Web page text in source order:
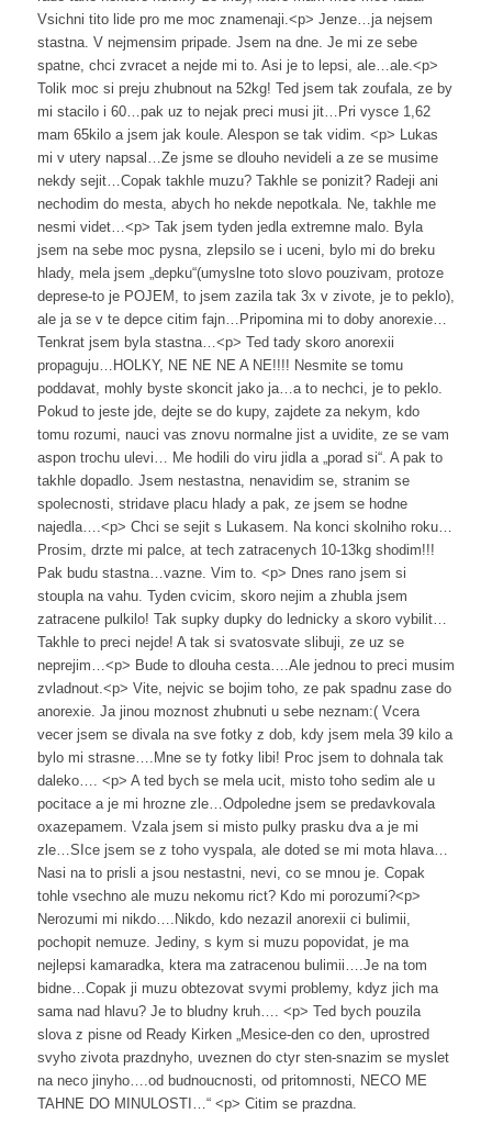
Vsichni tito lide pro me moc znamenaji.<p> Jenze…ja nejsem
stastna. V nejmensim pripade. Jsem na dne. Je mi ze sebe
spatne, chci zvracet a nejde mi to. Asi je to lepsi, ale…ale.<p>
Tolik moc si preju zhubnout na 52kg! Ted jsem tak zoufala, ze by
mi stacilo i 60…pak uz to nejak preci musi jit…Pri vysce 1,62
mam 65kilo a jsem jak koule. Alespon se tak vidim. <p> Lukas
mi v utery napsal…Ze jsme se dlouho nevideli a ze se musime
nekdy sejit…Copak takhle muzu? Takhle se ponizit? Radeji ani
nechodim do mesta, abych ho nekde nepotkala. Ne, takhle me
nesmi videt…<p> Tak jsem tyden jedla extremne malo. Byla
jsem na sebe moc pysna, zlepsilo se i uceni, bylo mi do breku
hlady, mela jsem „depku“(umyslne toto slovo pouzivam, protoze
deprese-to je POJEM, to jsem zazila tak 3x v zivote, je to peklo),
ale ja se v te depce citim fajn…Pripomina mi to doby anorexie…
Tenkrat jsem byla stastna…<p> Ted tady skoro anorexii
propaguju…HOLKY, NE NE NE A NE!!!! Nesmite se tomu
poddavat, mohly byste skoncit jako ja…a to nechci, je to peklo.
Pokud to jeste jde, dejte se do kupy, zajdete za nekym, kdo
tomu rozumi, nauci vas znovu normalne jist a uvidite, ze se vam
aspon trochu ulevi… Me hodili do viru jidla a „porad si“. A pak to
takhle dopadlo. Jsem nestastna, nenavidim se, stranim se
spolecnosti, stridave placu hlady a pak, ze jsem se hodne
najedla….<p> Chci se sejit s Lukasem. Na konci skolniho roku…
Prosim, drzte mi palce, at tech zatracenych 10-13kg shodim!!!
Pak budu stastna…vazne. Vim to. <p> Dnes rano jsem si
stoupla na vahu. Tyden cvicim, skoro nejim a zhubla jsem
zatracene pulkilo! Tak supky dupky do lednicky a skoro vybilit…
Takhle to preci nejde! A tak si svatosvate slibuji, ze uz se
neprejim…<p> Bude to dlouha cesta….Ale jednou to preci musim
zvladnout.<p> Vite, nejvic se bojim toho, ze pak spadnu zase do
anorexie. Ja jinou moznost zhubnuti u sebe neznam:( Vcera
vecer jsem se divala na sve fotky z dob, kdy jsem mela 39 kilo a
bylo mi strasne….Mne se ty fotky libi! Proc jsem to dohnala tak
daleko…. <p> A ted bych se mela ucit, misto toho sedim ale u
pocitace a je mi hrozne zle…Odpoledne jsem se predavkovala
oxazepamem. Vzala jsem si misto pulky prasku dva a je mi
zle…SIce jsem se z toho vyspala, ale doted se mi mota hlava…
Nasi na to prisli a jsou nestastni, nevi, co se mnou je. Copak
tohle vsechno ale muzu nekomu rict? Kdo mi porozumi?<p>
Nerozumi mi nikdo….Nikdo, kdo nezazil anorexii ci bulimii,
pochopit nemuze. Jediny, s kym si muzu popovidat, je ma
nejlepsi kamaradka, ktera ma zatracenou bulimii….Je na tom
bidne…Copak ji muzu obtezovat svymi problemy, kdyz jich ma
sama nad hlavu? Je to bludny kruh…. <p> Ted bych pouzila
slova z pisne od Ready Kirken „Mesice-den co den, uprostred
svyho zivota prazdnyho, uveznen do ctyr sten-snazim se myslet
na neco jinyho….od budnoucnosti, od pritomnosti, NECO ME
TAHNE DO MINULOSTI…“ <p> Citim se prazdna.